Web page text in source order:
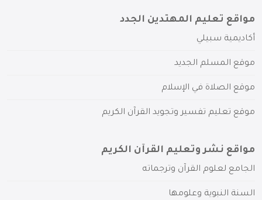
مواقع تعليم المهتدين الجدد
أكاديمية سبيلي
موقع المسلم الجديد
موقع الصلاة في الإسلام
موقع تعليم تفسير وتجويد القرآن الكريم
مواقع نشر وتعليم القرآن الكريم
الجامع لعلوم القرآن وترجماته
السنة النبوية وعلومها